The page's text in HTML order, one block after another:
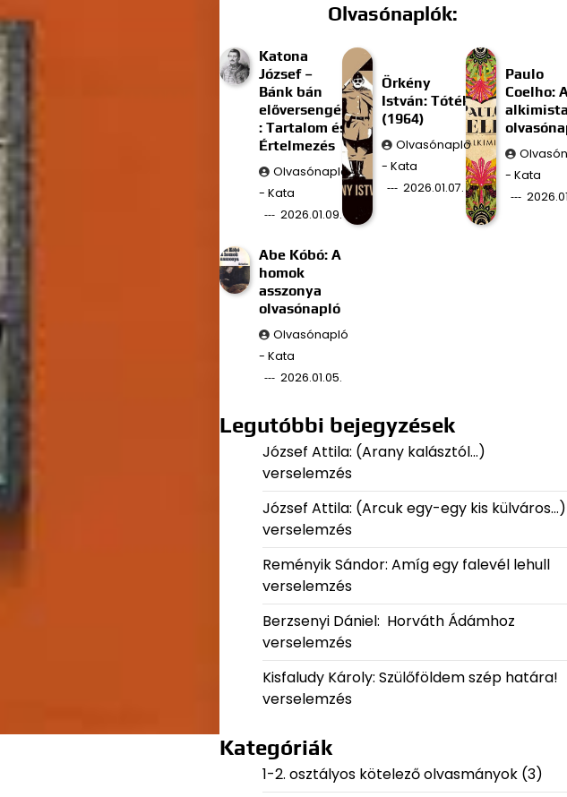
Olvasónaplók:
Katona
József –
Bánk bán
előversengés
: Tartalom és
Értelmezés
Olvasónapló
- Kata
2026.01.09.
Örkény
István: Tóték
(1964)
Olvasónapló
- Kata
2026.01.07.
Paulo
Coelho:
- Kata
Abe Kóbó: A
homok
asszonya
olvasónapló
Olvasónapló
- Kata
2026.01.05.
Legutóbbi bejegyzések
József Attila: (Arany kalásztól…)
verselemzés
József Attila: (Arcuk egy-egy kis külváros…)
verselemzés
Reményik Sándor: Amíg egy falevél lehull
verselemzés
Berzsenyi Dániel: Horváth Ádámhoz
verselemzés
Kisfaludy Károly: Szülőföldem szép határa!
verselemzés
Kategóriák
1-2. osztályos kötelező olvasmányok(3)